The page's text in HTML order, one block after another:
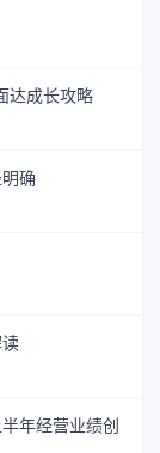
达成长攻略
确
年经营业绩创